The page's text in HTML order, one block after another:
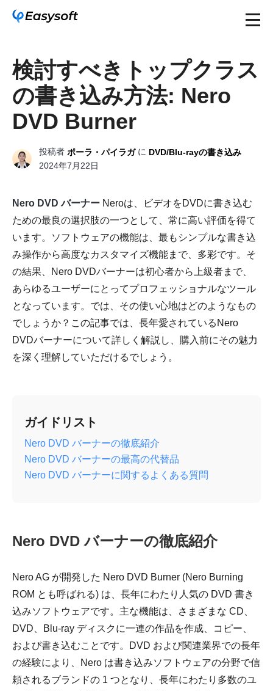
検討すべきトップクラス
の書き込み方法: Nero
DVD Burner
投稿者 ポーラ・パイラガに DVD/Blu-rayの書き込み
2024年7月22日
Nero DVD バーナー Neroは、ビデオをDVDに書き込む
ための最良の選択肢の一つとして、常に高い評価を得て
います。ソフトウェアの機能は、最もシンプルな書き込
み操作から高度なカスタマイズ機能まで、多彩です。そ
の結果、Nero DVDバーナーは初心者から上級者まで、
あらゆるユーザーにとってプロフェッショナルなツール
となっています。では、その使い心地はどのようなもの
でしょうか？この記事では、長年愛されているNero
DVDバーナーについて詳しく解説し、購入前にその魅力
を深く理解していただけるでしょう。
ガイドリスト
Nero DVD バーナーの徹底紹介
Nero DVD バーナーの最高の代替品
Nero DVD バーナーに関するよくある質問
Nero DVD バーナーの徹底紹介
Nero AG が開発した Nero DVD Burner (Nero Burning
ROM とも呼ばれる) は、長年にわたり人気の DVD 書き
込みソフトウェアです。主な機能は、さまざまな CD、
DVD、Blu-ray ディスクに一連の作品を作成、コピー、
および書き込むことです。DVD および関連業界での長年
の経験により、Nero は書き込みソフトウェアの分野で信
頼されるブランドの 1 つとなり、長年にわたり多数のユ